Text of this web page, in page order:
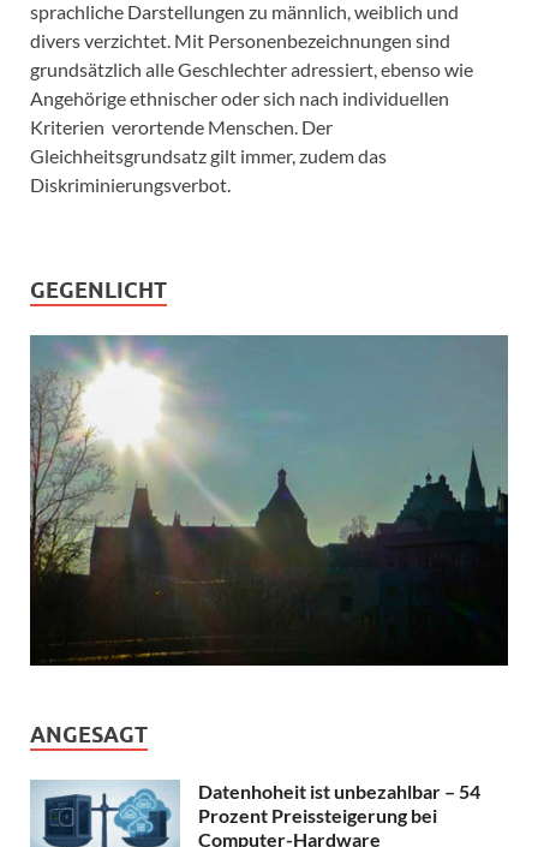
sprachliche Darstellungen zu männlich, weiblich und
divers verzichtet. Mit Personenbezeichnungen sind
grundsätzlich alle Geschlechter adressiert, ebenso wie
Angehörige ethnischer oder sich nach individuellen
Kriterien verortende Menschen. Der
Gleichheitsgrundsatz gilt immer, zudem das
Diskriminierungsverbot.
GEGENLICHT
ANGESAGT
Datenhoheit ist unbezahlbar – 54
Prozent Preissteigerung bei
Computer-Hardware